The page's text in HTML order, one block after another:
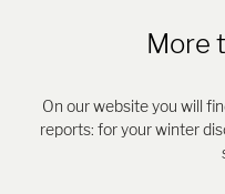
More
On our website you will
reports: for your winter